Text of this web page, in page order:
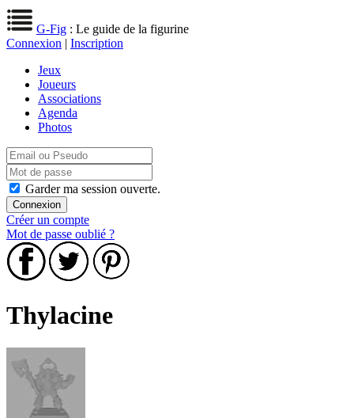
G-Fig : Le guide de la figurine
Connexion | Inscription
Jeux
Joueurs
Associations
Agenda
Photos
Garder ma session ouverte.
Créer un compte
Mot de passe oublié ?
Thylacine